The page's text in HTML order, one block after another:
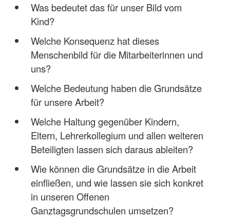
Was bedeutet das für unser Bild vom
Kind?
Welche Konsequenz hat dieses
Menschenbild für die Mitarbeiterinnen und
uns?
Welche Bedeutung haben die Grundsätze
für unsere Arbeit?
Welche Haltung gegenüber Kindern,
Eltern, Lehrerkollegium und allen weiteren
Beteiligten lassen sich daraus ableiten?
Wie können die Grundsätze in die Arbeit
einfließen, und wie lassen sie sich konkret
in unseren Offenen
Ganztagsgrundschulen umsetzen?